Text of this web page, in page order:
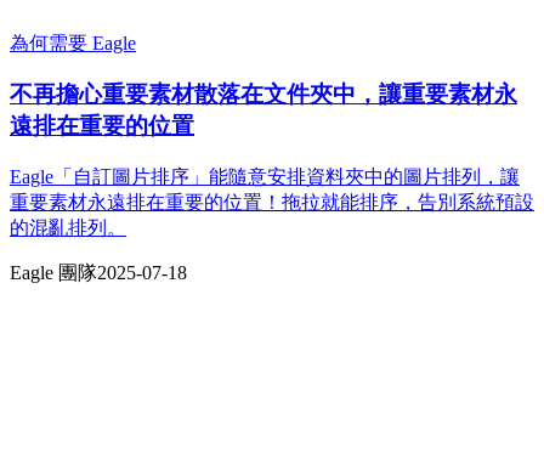
為何需要 Eagle
不再擔心重要素材散落在文件夾中，讓重要素材永
遠排在重要的位置
Eagle「自訂圖片排序」能隨意安排資料夾中的圖片排列，讓
重要素材永遠排在重要的位置！拖拉就能排序，告別系統預設
的混亂排列。
Eagle 團隊2025-07-18